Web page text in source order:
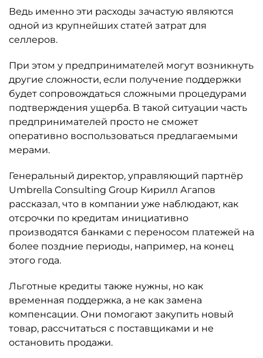
Ведь именно эти расходы зачастую являются
одной из крупнейших статей затрат для
селлеров.
При этом у предпринимателей могут возникнуть
другие сложности, если получение поддержки
будет сопровождаться сложными процедурами
подтверждения ущерба. В такой ситуации часть
предпринимателей просто не сможет
оперативно воспользоваться предлагаемыми
мерами.
Генеральный директор, управляющий партнёр
Umbrella Consulting Group Кирилл Агапов
рассказал, что в компании уже наблюдают, как
отсрочки по кредитам инициативно
производятся банками с переносом платежей на
более поздние периоды, например, на конец
этого года.
Льготные кредиты также нужны, но как
временная поддержка, а не как замена
компенсации. Они помогают закупить новый
товар, рассчитаться с поставщиками и не
остановить продажи.